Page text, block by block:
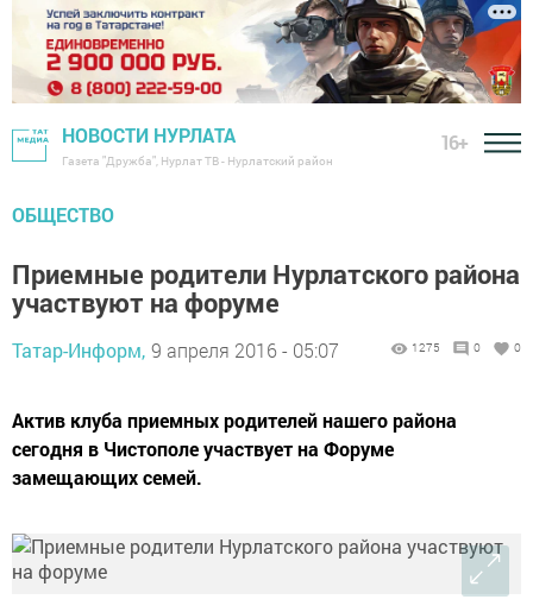
НОВОСТИ НУРЛАТА
Газета "Дружба", Нурлат ТВ - Нурлатский район
16+
ОБЩЕСТВО
Приемные родители Нурлатского района
участвуют на форуме
Татар-Информ, 9 апреля 2016 - 05:07 1275 0 0
Актив клуба приемных родителей нашего района
сегодня в Чистополе участвует на Форуме
замещающих семей.